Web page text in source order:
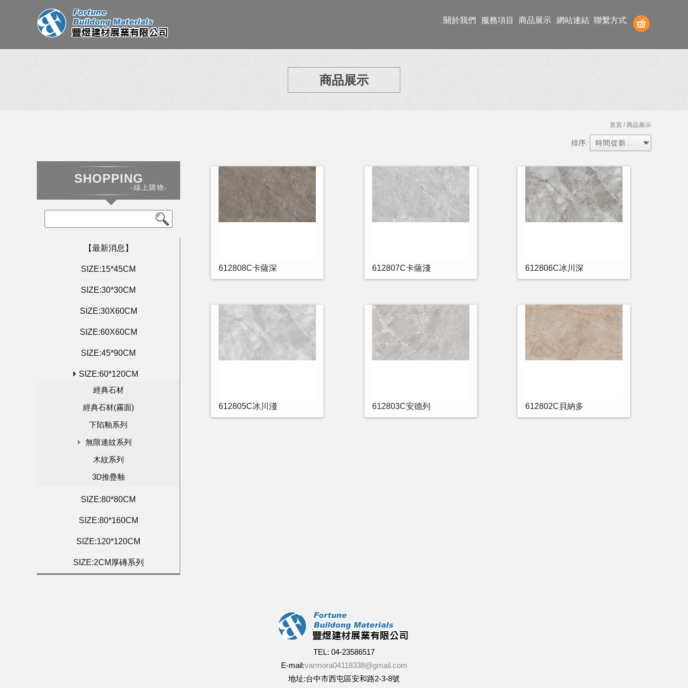
關於我們 服務項目 商品展示 網站連結 聯繫方式
商品展示
首頁 / 商品展示
排序:
SHOPPING
-線上購物-
【最新消息】
SIZE:15*45CM
SIZE:30*30CM
SIZE:30X60CM
SIZE:60X60CM
SIZE:45*90CM
SIZE:60*120CM
經典石材
經典石材(霧面)
下陷釉系列
無限連紋系列
木紋系列
3D推疊釉
SIZE:80*80CM
SIZE:80*160CM
SIZE:120*120CM
SIZE:2CM厚磚系列
612808C卡薩深 612807C卡薩淺 612806C冰川深
612805C冰川淺 612803C安德列 612802C貝納多
TEL: 04-23586517
E-mail:varmora04118338@gmail.com
地址:台中市西屯區安和路2-3-8號